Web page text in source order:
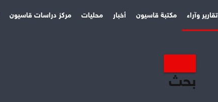
تقارير وآراء مكتبة قاسيون أخبار محليات مركز دراسات قاسيون
بحث